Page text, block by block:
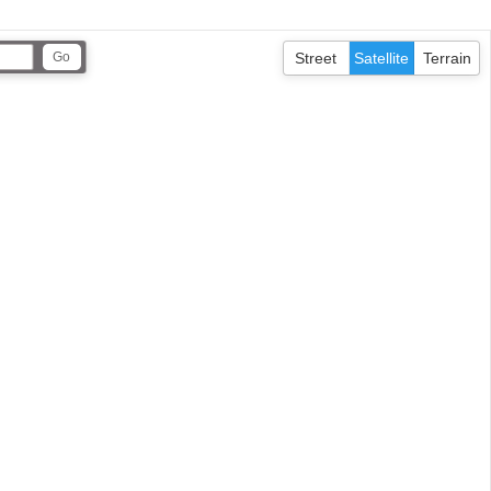
Street Satellite Terrain